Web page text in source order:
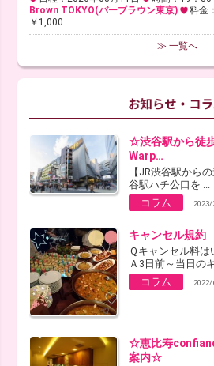
Brown TOKYO(バーブラウン東京)
料金
￥1,000
≫ 一覧へ
☆渋谷駅から徒
Warp…
【JR渋谷駅から
谷駅ハチ公口を ...
コラム
キャンセル規約
Ｑキャンセル料は
Ａ3日前～当日のキ
コラム
☆恵比寿
案内☆